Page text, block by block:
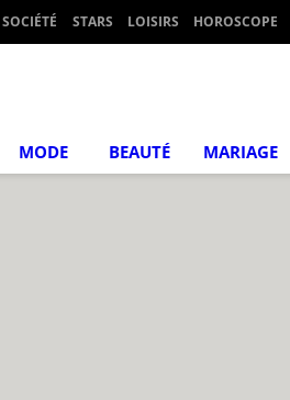
SOCIÉTÉ STARS LOISIRS HOROSCOPE
MODE BEAUTÉ MARIAGE